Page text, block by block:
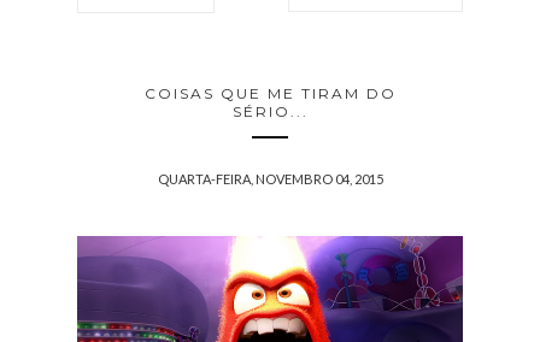
COISAS QUE ME TIRAM DO
SÉRIO...
QUARTA-FEIRA, NOVEMBRO 04, 2015